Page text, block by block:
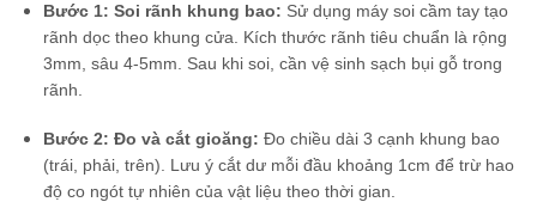
Bước 1: Soi rãnh khung bao: Sử dụng máy soi cầm tay tạo
rãnh dọc theo khung cửa. Kích thước rãnh tiêu chuẩn là rộng
3mm, sâu 4-5mm. Sau khi soi, cần vệ sinh sạch bụi gỗ trong
rãnh.
Bước 2: Đo và cắt gioăng: Đo chiều dài 3 cạnh khung bao
(trái, phải, trên). Lưu ý cắt dư mỗi đầu khoảng 1cm để trừ hao
độ co ngót tự nhiên của vật liệu theo thời gian.